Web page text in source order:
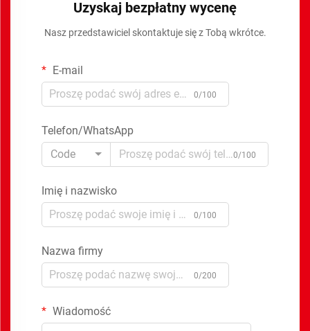
Uzyskaj bezpłatny wycenę
Nasz przedstawiciel skontaktuje się z Tobą wkrótce.
E-mail
0/100
Telefon/WhatsApp
Code
0/100
Imię i nazwisko
0/100
Nazwa firmy
0/200
Wiadomość